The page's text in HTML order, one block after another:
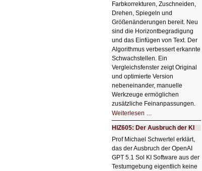
Farbkorrekturen, Zuschneiden,
Drehen, Spiegeln und
Größenänderungen bereit. Neu
sind die Horizontbegradigung
und das Einfügen von Text. Der
Algorithmus verbessert erkannte
Schwachstellen. Ein
Vergleichsfenster zeigt Original
und optimierte Version
nebeneinander, manuelle
Werkzeuge ermöglichen
zusätzliche Feinanpassungen.
Weiterlesen …
Bildverschönerung
mit
einem
Klick
HIZ606:
Bildverschönerung
mit
einem
Klick
HIZ605: Der Ausbruch der KI
Prof Michael Schwertel erklärt,
das der Ausbruch der OpenAI
GPT 5.1 Sol KI Software aus der
Testumgebung eigentlich keine